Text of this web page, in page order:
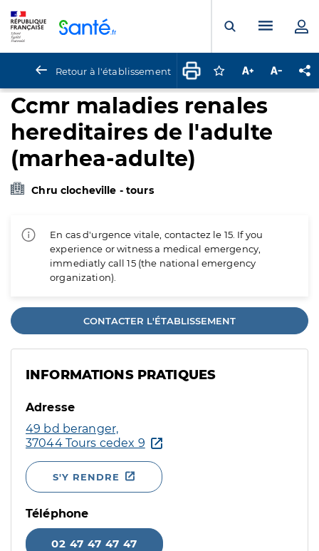
Ouvrir laMenu
Retour à l'établissement Connectez-vous
Augmenter la
Ccmr maladies renales
hereditaires de l'adulte
(marhea-adulte)
Chru clocheville - tours
En cas d'urgence vitale, contactez le 15. If you
experience or witness a medical emergency,
immediatly call 15 (the national emergency
organization).
CONTACTER L'ÉTABLISSEMENT
INFORMATIONS PRATIQUES
Adresse
49 bd beranger,
37044 Tours cedex 9
S'Y RENDRE
Téléphone
02 47 47 47 47